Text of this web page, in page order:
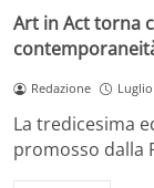
Art in Act torna
Redazione
La tredicesima
promosso dalla